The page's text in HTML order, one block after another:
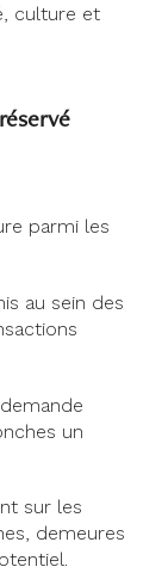
culture et
parmi les
au sein des
un
sur les
demeures